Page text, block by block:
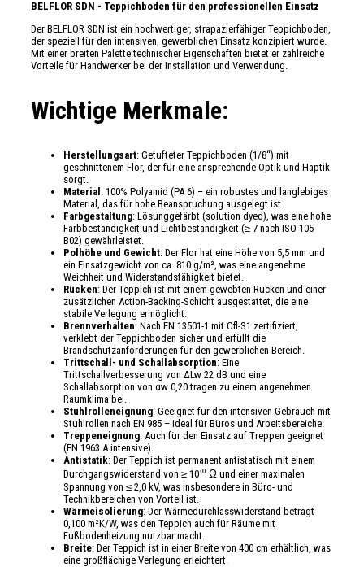
BELFLOR SDN - Teppichboden für den professionellen Einsatz
Der BELFLOR SDN ist ein hochwertiger, strapazierfähiger Teppichboden,
der speziell für den intensiven, gewerblichen Einsatz konzipiert wurde.
Mit einer breiten Palette technischer Eigenschaften bietet er zahlreiche
Vorteile für Handwerker bei der Installation und Verwendung.
Wichtige Merkmale:
Herstellungsart: Getufteter Teppichboden (1/8“) mit
geschnittenem Flor, der für eine ansprechende Optik und Haptik
sorgt.
Material: 100% Polyamid (PA 6) – ein robustes und langlebiges
Material, das für hohe Beanspruchung ausgelegt ist.
Farbgestaltung: Lösunggefärbt (solution dyed), was eine hohe
Farbbeständigkeit und Lichtbeständigkeit (≥ 7 nach ISO 105
B02) gewährleistet.
Polhöhe und Gewicht: Der Flor hat eine Höhe von 5,5 mm und
ein Einsatzgewicht von ca. 810 g/m², was eine angenehme
Weichheit und Widerstandsfähigkeit bietet.
Rücken: Der Teppich ist mit einem gewebten Rücken und einer
zusätzlichen Action-Backing-Schicht ausgestattet, die eine
stabile Verlegung ermöglicht.
Brennverhalten: Nach EN 13501-1 mit Cfl-S1 zertifiziert,
verklebt der Teppichboden sicher und erfüllt die
Brandschutzanforderungen für den gewerblichen Bereich.
Trittschall- und Schallabsorption: Eine
Trittschallverbesserung von ΔLw 22 dB und eine
Schallabsorption von αw 0,20 tragen zu einem angenehmen
Raumklima bei.
Stuhlrolleneignung: Geeignet für den intensiven Gebrauch mit
Stuhlrollen nach EN 985 – ideal für Büros und Arbeitsbereiche.
Treppeneignung: Auch für den Einsatz auf Treppen geeignet
(EN 1963 A intensive).
Antistatik: Der Teppich ist permanent antistatisch mit einem
Durchgangswiderstand von ≥ 10¹⁰ Ω und einer maximalen
Spannung von ≤ 2,0 kV, was insbesondere in Büro- und
Technikbereichen von Vorteil ist.
Wärmeisolierung: Der Wärmedurchlasswiderstand beträgt
0,100 m²K/W, was den Teppich auch für Räume mit
Fußbodenheizung nutzbar macht.
Breite: Der Teppich ist in einer Breite von 400 cm erhältlich, was
eine großflächige Verlegung erleichtert.